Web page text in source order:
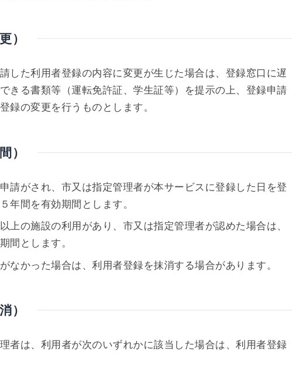
）
した利用者登録の内容に変更が生じた場合は、登録窓口に遅
きる書類等（運転免許証、学生証等）を提示の上、登録申請
録の変更を行うものとします。
）
請がされ、市又は指定管理者が本サービスに登録した日を登
年間を有効期間とします。
上の施設の利用があり、市又は指定管理者が認めた場合は、
間とします。
なかった場合は、利用者登録を抹消する場合があります。
）
者は、利用者が次のいずれかに該当した場合は、利用者登録